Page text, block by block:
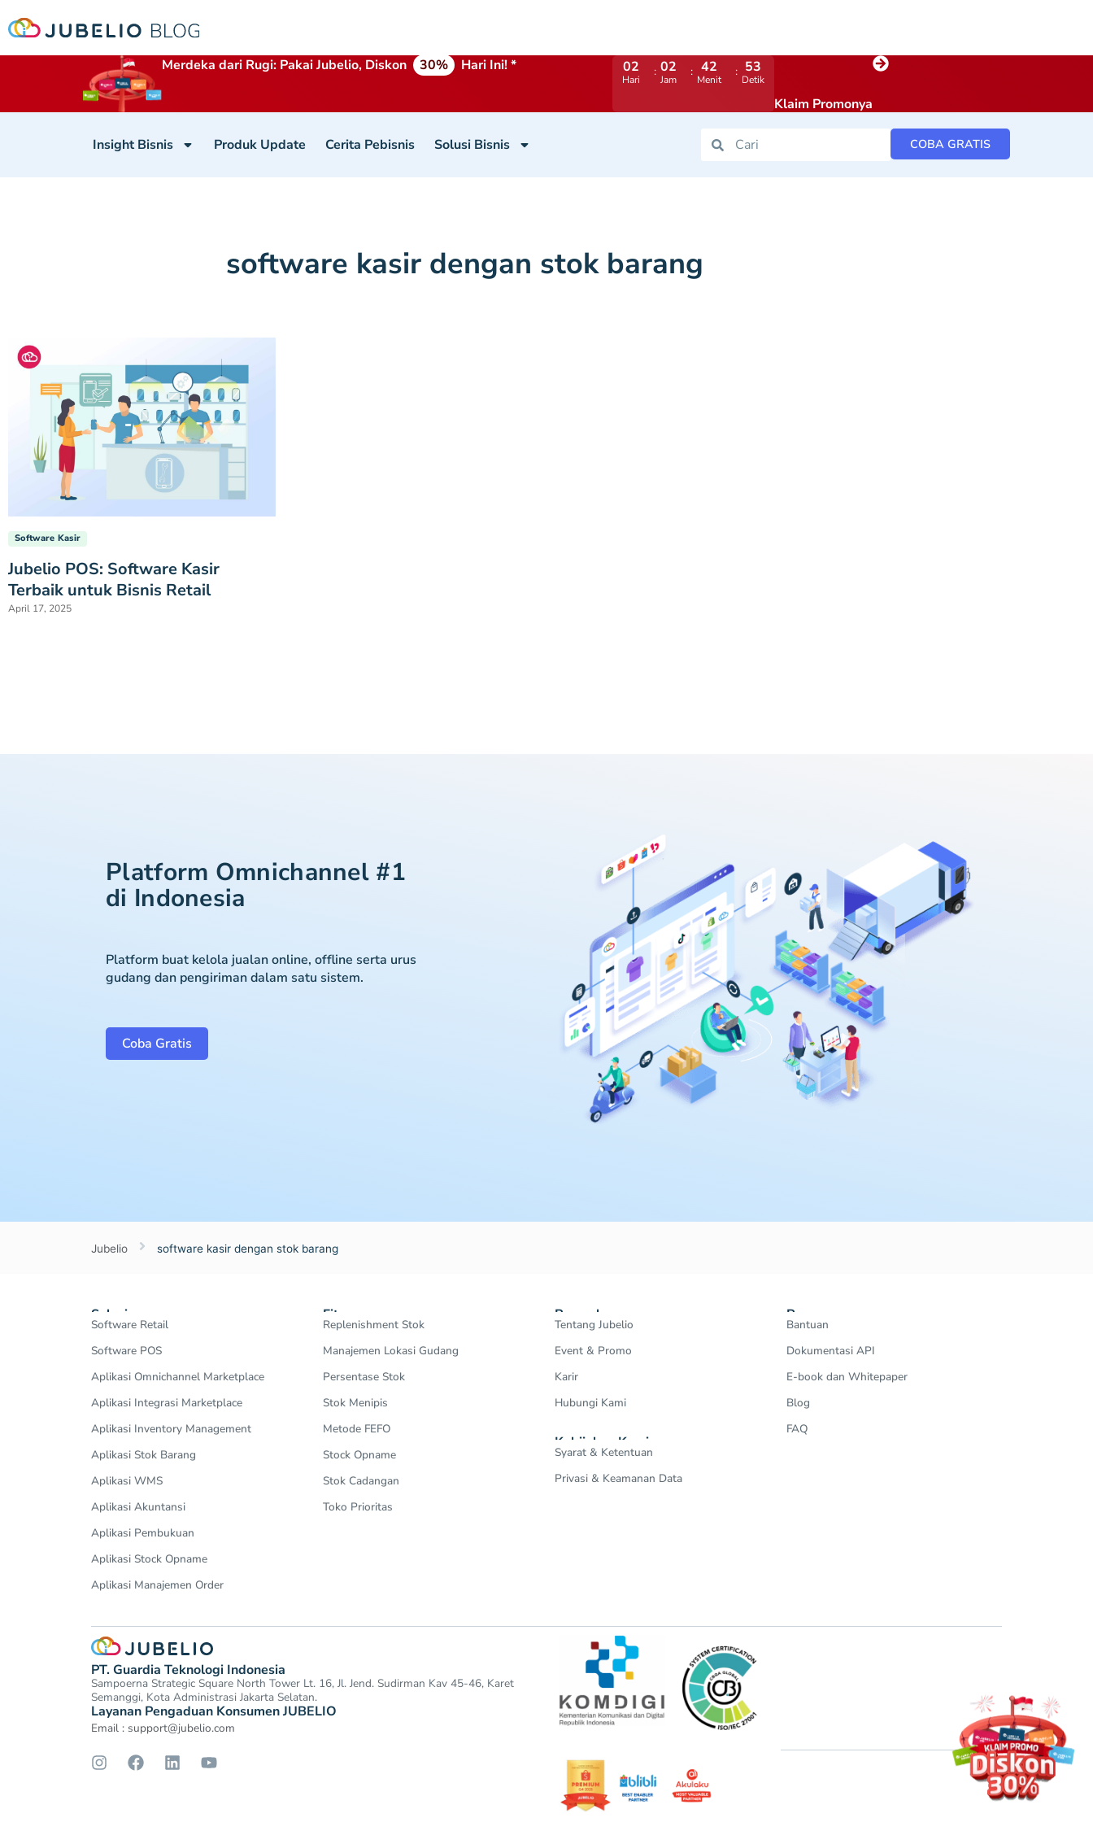
Merdeka dari Rugi: Pakai Jubelio, Diskon 30% Hari Ini! * 02
Hari
02
Jam
42
Menit
52
Detik
Klaim Promonya
Insight Bisnis Produk Update Cerita Pebisnis Solusi Bisnis COBA GRATIS
software kasir dengan stok barang
Software Kasir
Jubelio POS: Software Kasir
Terbaik untuk Bisnis Retail
April 17, 2025
Platform Omnichannel #1
di Indonesia
Platform buat kelola jualan online, offline serta urus
gudang dan pengiriman dalam satu sistem.
Coba Gratis
Jubelio software kasir dengan stok barang
Solusi
Software Retail
Software POS
Aplikasi Omnichannel Marketplace
Aplikasi Integrasi Marketplace
Aplikasi Inventory Management
Aplikasi Stok Barang
Aplikasi WMS
Aplikasi Akuntansi
Aplikasi Pembukuan
Aplikasi Stock Opname
Aplikasi Manajemen Order
Fitur
Replenishment Stok
Manajemen Lokasi Gudang
Persentase Stok
Stok Menipis
Metode FEFO
Stock Opname
Stok Cadangan
Toko Prioritas
Perusahaan
Tentang Jubelio
Event & Promo
Karir
Hubungi Kami
Kebijakan Kami
Syarat & Ketentuan
Privasi & Keamanan Data
Resources
Bantuan
Dokumentasi API
E-book dan Whitepaper
Blog
FAQ
PT. Guardia Teknologi Indonesia
Sampoerna Strategic Square North Tower Lt. 16, Jl. Jend. Sudirman Kav 45-46, Karet
Semanggi, Kota Administrasi Jakarta Selatan.
Layanan Pengaduan Konsumen JUBELIO
Email : support@jubelio.com